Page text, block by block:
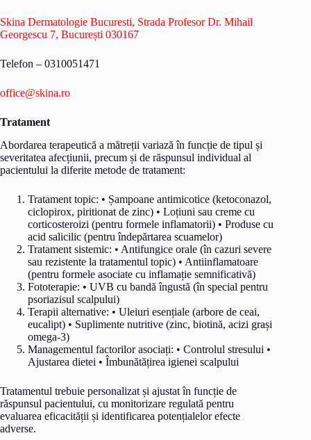
Skina Dermatologie Bucuresti, Strada Profesor Dr. Mihail
Georgescu 7, București 030167
Telefon – 0310051471
office@skina.ro
Tratament
Abordarea terapeutică a mătreții variază în funcție de tipul și
severitatea afecțiunii, precum și de răspunsul individual al
pacientului la diferite metode de tratament:
Tratament topic: • Șampoane antimicotice (ketoconazol,
ciclopirox, piritionat de zinc) • Loțiuni sau creme cu
corticosteroizi (pentru formele inflamatorii) • Produse cu
acid salicilic (pentru îndepărtarea scuamelor)
Tratament sistemic: • Antifungice orale (în cazuri severe
sau rezistente la tratamentul topic) • Antiinflamatoare
(pentru formele asociate cu inflamație semnificativă)
Fototerapie: • UVB cu bandă îngustă (în special pentru
psoriazisul scalpului)
Terapii alternative: • Uleiuri esențiale (arbore de ceai,
eucalipt) • Suplimente nutritive (zinc, biotină, acizi grași
omega-3)
Managementul factorilor asociați: • Controlul stresului •
Ajustarea dietei • Îmbunătățirea igienei scalpului
Tratamentul trebuie personalizat și ajustat în funcție de
răspunsul pacientului, cu monitorizare regulată pentru
evaluarea eficacității și identificarea potențialelor efecte
adverse.